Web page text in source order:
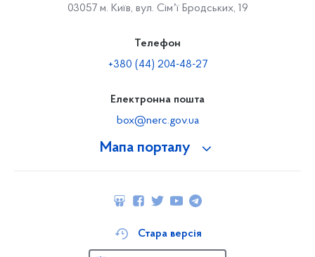
Мапа порталу
03057 м. Київ, вул. Сімʼї Бродських, 19
Телефон
+380 (44) 204-48-27
Електронна пошта
box@nerc.gov.ua
Стара версія